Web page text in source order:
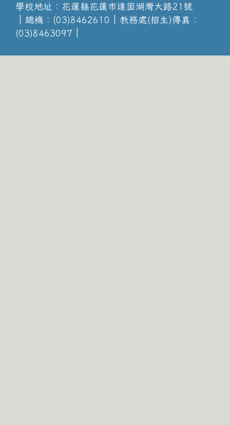
學校地址：花蓮縣花蓮市達固湖灣大路21號
│總機：(03)8462610│教務處(招生)傳真：
(03)8463097│